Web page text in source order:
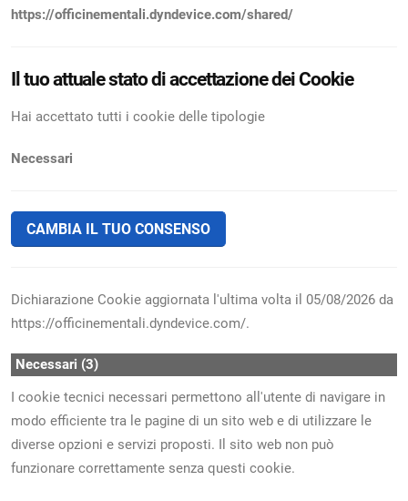
https://officinementali.dyndevice.com/shared/
Il tuo attuale stato di accettazione dei Cookie
Hai accettato tutti i cookie delle tipologie
Necessari
CAMBIA IL TUO CONSENSO
Dichiarazione Cookie aggiornata l'ultima volta il 05/08/2026 da
https://officinementali.dyndevice.com/.
Necessari (3)
I cookie tecnici necessari permettono all'utente di navigare in
modo efficiente tra le pagine di un sito web e di utilizzare le
diverse opzioni e servizi proposti. Il sito web non può
funzionare correttamente senza questi cookie.